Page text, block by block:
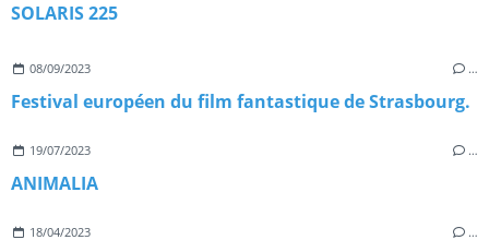
SOLARIS 225
08/09/2023 …
Festival européen du film fantastique de Strasbourg.
19/07/2023 …
ANIMALIA
18/04/2023 …